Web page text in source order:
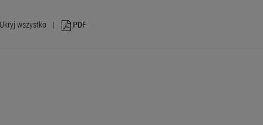
Ukryj wszystko | PDF